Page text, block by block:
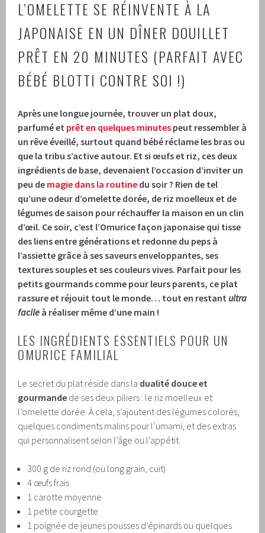
L’OMELETTE SE RÉINVENTE À LA
JAPONAISE EN UN DÎNER DOUILLET
PRÊT EN 20 MINUTES (PARFAIT AVEC
BÉBÉ BLOTTI CONTRE SOI !)
Après une longue journée, trouver un plat doux,
parfumé et prêt en quelques minutes peut ressembler à
un rêve éveillé, surtout quand bébé réclame les bras ou
que la tribu s’active autour. Et si œufs et riz, ces deux
ingrédients de base, devenaient l’occasion d’inviter un
peu de magie dans la routine du soir ? Rien de tel
qu’une odeur d’omelette dorée, de riz moelleux et de
légumes de saison pour réchauffer la maison en un clin
d’œil. Ce soir, c’est l’Omurice façon japonaise qui tisse
des liens entre générations et redonne du peps à
l’assiette grâce à ses saveurs enveloppantes, ses
textures souples et ses couleurs vives. Parfait pour les
petits gourmands comme pour leurs parents, ce plat
rassure et réjouit tout le monde… tout en restant ultra
facile à réaliser même d’une main !
LES INGRÉDIENTS ESSENTIELS POUR UN
OMURICE FAMILIAL
Le secret du plat réside dans la dualité douce et
gourmande de ses deux piliers : le riz moelleux et
l’omelette dorée. À cela, s’ajoutent des légumes colorés,
quelques condiments malins pour l’umami, et des extras
qui personnalisent selon l’âge ou l’appétit.
300 g de riz rond (ou long grain, cuit)
4 œufs frais
1 carotte moyenne
1 petite courgette
1 poignée de jeunes pousses d’épinards ou quelques